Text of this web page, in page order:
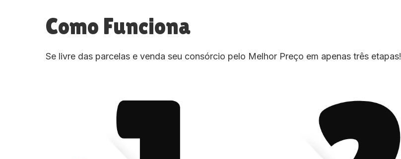
Como Funciona
Se livre das parcelas e venda seu consórcio pelo Melhor Preço em apenas três etapas!